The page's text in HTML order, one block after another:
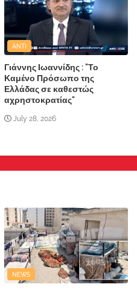
ANTI
Γιάννης Ιωαννίδης : "Το
Καμένο Πρόσωπο της
Ελλάδας σε καθεστώς
αχρηστοκρατίας"
July 28, 2026
NEWS